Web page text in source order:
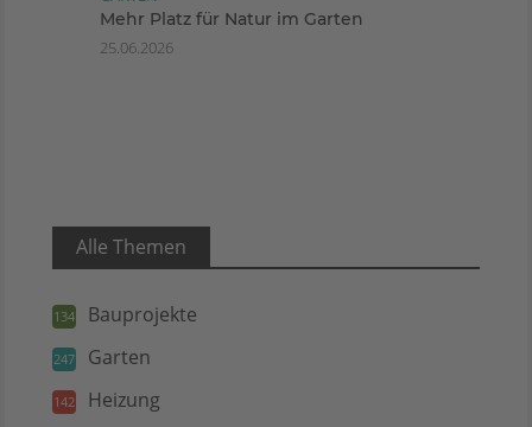
Mehr Platz für Natur im Garten
25.06.2026
Alle Themen
134 Bauprojekte
247 Garten
142 Heizung